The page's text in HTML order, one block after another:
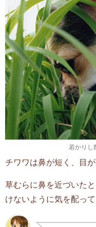
若かりし
チワワは鼻が短く、目が
草むらに鼻を近づいた
けないように気を配って